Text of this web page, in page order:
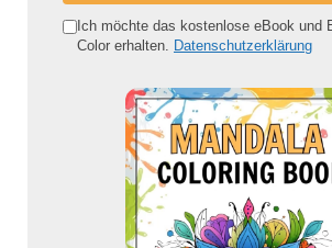
e Ich möchte das kostenlose eBook und
Color erhalten. Datenschutzerklärung